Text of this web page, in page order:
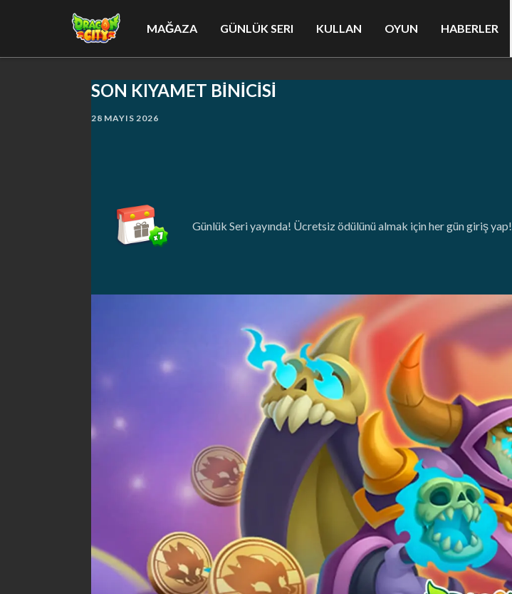
MAĞAZA GÜNLÜK SERI KULLAN OYUN HABERLER
SON KIYAMET BİNİCİSİ
28 MAYIS 2026
Günlük Seri yayında! Ücretsiz ödülünü almak için her gün giriş yap!